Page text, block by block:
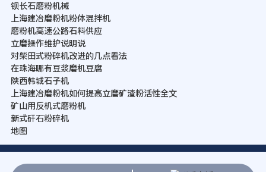
钡长石磨粉机械
上海建冶磨粉机粉体混拌机
磨粉机高速公路石料供应
立磨操作维护说明说
对柴田式粉碎机改进的几点看法
在珠海哪有豆浆磨机豆腐
陕西韩城石子机
上海建冶磨粉机如何提高立磨矿渣粉活性全文
矿山用反机式磨粉机
新式矸石粉碎机
地图